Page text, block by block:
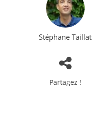
Stéphane Taillat
Partagez !